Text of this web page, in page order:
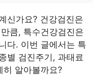
신가요? 건강검진은
큼, 특수건강검진은
다. 이번 글에서는 특
별 검진주기, 과태료
히 알아볼까요?